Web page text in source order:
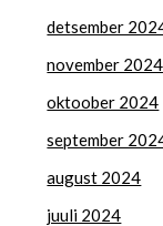
detsember
november 2024
oktoober 2024
september
august 2024
juuli 2024